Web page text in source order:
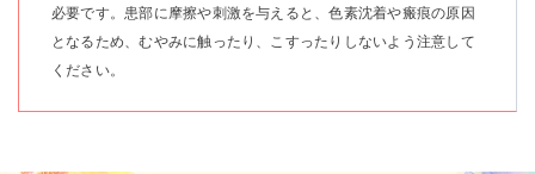
必要です。患部に摩擦や刺激を与えると、色素沈着や瘢痕の原因
となるため、むやみに触ったり、こすったりしないよう注意して
ください。